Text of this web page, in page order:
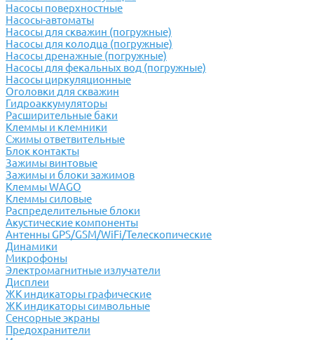
Насосы поверхностные
Насосы-автоматы
Насосы для скважин (погружные)
Насосы для колодца (погружные)
Насосы дренажные (погружные)
Насосы для фекальных вод (погружные)
Насосы циркуляционные
Оголовки для скважин
Гидроаккумуляторы
Расширительные баки
Клеммы и клемники
Cжимы ответвительные
Блок контакты
Зажимы винтовые
Зажимы и блоки зажимов
Клеммы WAGO
Клеммы силовые
Распределительные блоки
Акустические компоненты
Антенны GPS/GSM/WiFi/Телескопические
Динамики
Микрофоны
Электромагнитные излучатели
Дисплеи
ЖК индикаторы графические
ЖК индикаторы символьные
Сенсорные экраны
Предохранители